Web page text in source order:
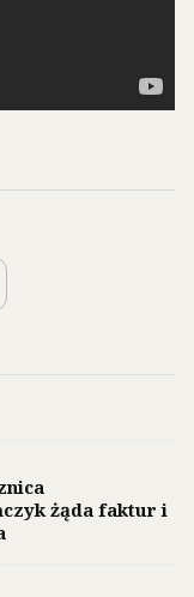
żąda faktur i